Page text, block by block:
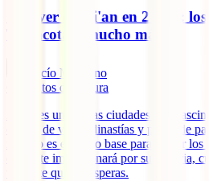
Qué ver en Xi'an en 2 días:
Terracota y mucho más
Rocío Manzano
minutos de lectura
Xi’an es una de las ciudades más
capital de varias dinastías y punto de
no sólo es el punto base para visitar los
que te te impresionará por su historia,
vibrante que no esperas.